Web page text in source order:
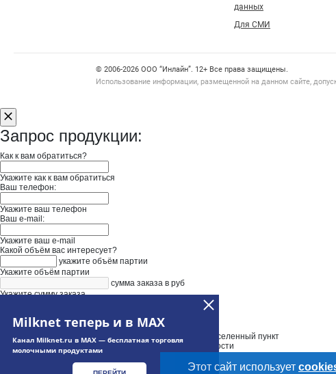
Milknet теперь и в MAX
Канал Milknet.ru в MAX — бесплатная торговля
молочными продуктами
данных
Для СМИ
Счетчики, авторское право, логотипы
© 2006‑2026 ООО “Инлайн”. 12+ Все права защищены.
Использование информации, размещенной на данном сайте,
Этот сайт использует
Запрос продукции:
Как к вам обратиться?
Укажите как к вам обратиться
Ваш телефон:
Укажите ваш телефон
Ваш e-mail:
Укажите ваш e-mail
Какой объём вас интересует?
укажите объём партии
Укажите объём партии
сумма заказа в руб
Укажите сумму заказа
Выберите адрес из выпадающего списка и уточните населенный пункт
Укажите дополнительную информацию при необходимости